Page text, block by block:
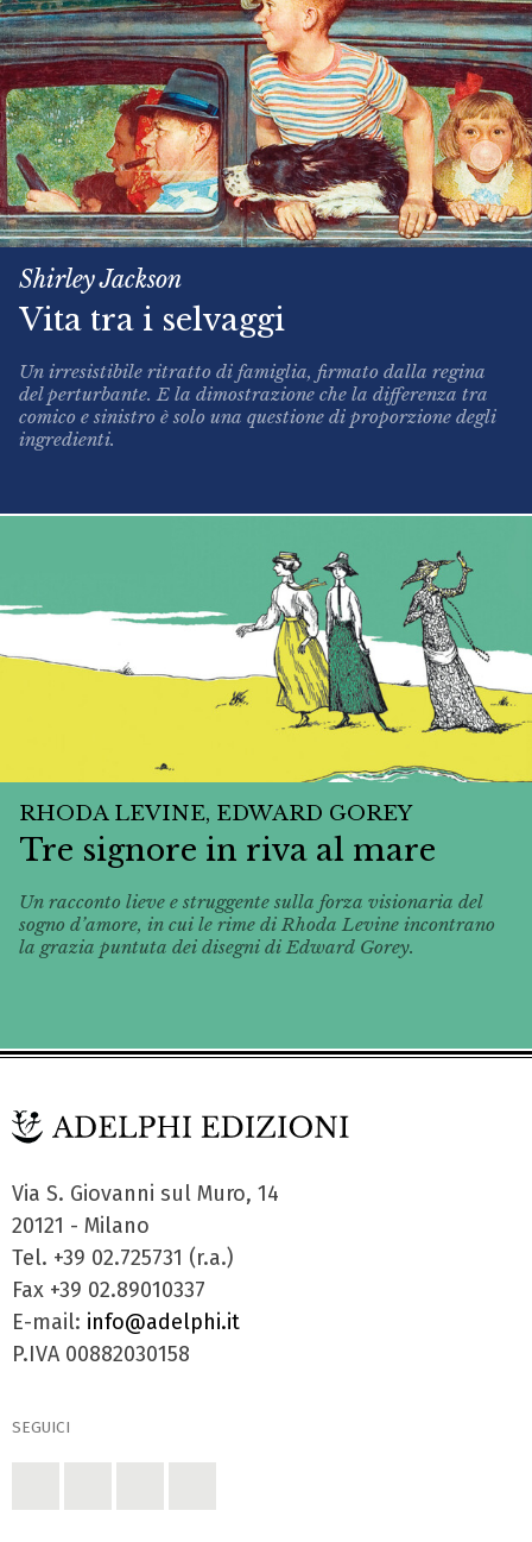
Shirley Jackson
Vita tra i selvaggi
Un irresistibile ritratto di famiglia, firmato dalla regina
del perturbante. E la dimostrazione che la differenza tra
comico e sinistro è solo una questione di proporzione degli
ingredienti.
RHODA LEVINE, EDWARD GOREY
Tre signore in riva al mare
Un racconto lieve e struggente sulla forza visionaria del
sogno d’amore, in cui le rime di Rhoda Levine incontrano
la grazia puntuta dei disegni di Edward Gorey.
Via S. Giovanni sul Muro, 14
20121 - Milano
Tel. +39 02.725731 (r.a.)
Fax +39 02.89010337
E-mail: info@adelphi.it
P.IVA 00882030158
SEGUICI